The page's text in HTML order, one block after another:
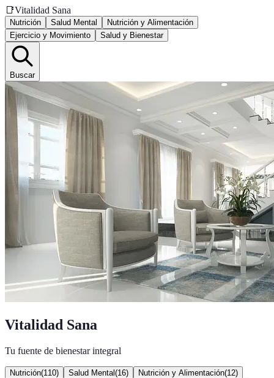
📑Vitalidad Sana
Nutrición Salud Mental
Nutrición y Alimentación
Ejercicio y Movimiento
Salud y Bienestar
Buscar
Vitalidad Sana
Tu fuente de bienestar integral
Nutrición(110) Salud Mental (16) Nutrición y Alimentación(12)